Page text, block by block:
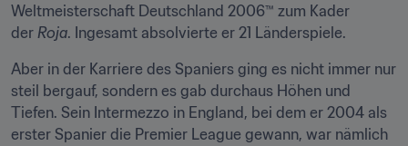
Weltmeisterschaft Deutschland 2006™ zum Kader
der Roja. Ingesamt absolvierte er 21 Länderspiele.
Aber in der Karriere des Spaniers ging es nicht immer nur
steil bergauf, sondern es gab durchaus Höhen und
Tiefen. Sein Intermezzo in England, bei dem er 2004 als
erster Spanier die Premier League gewann, war nämlich